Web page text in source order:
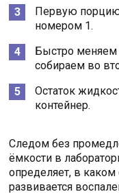
Первую
номером 1.
Быстро
собираем во
Остаток
контейнер.
Следом без
ёмкости в
определяет, в
развивается